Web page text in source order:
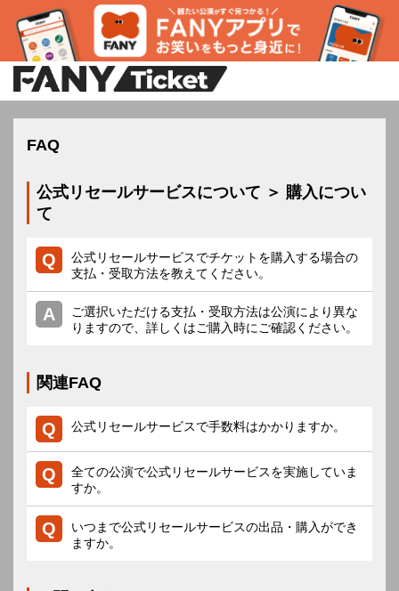
FAQ
公式リセールサービスについて ＞ 購入につい
て
公式リセールサービスでチケットを購入する場合の
支払・受取方法を教えてください。
ご選択いただける支払・受取方法は公演により異な
りますので、詳しくはご購入時にご確認ください。
関連FAQ
公式リセールサービスで手数料はかかりますか。
全ての公演で公式リセールサービスを実施していま
すか。
いつまで公式リセールサービスの出品・購入ができ
ますか。